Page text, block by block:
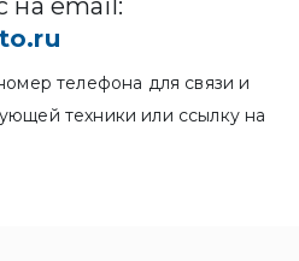
на email:
телефона для связи и
техники или ссылку на